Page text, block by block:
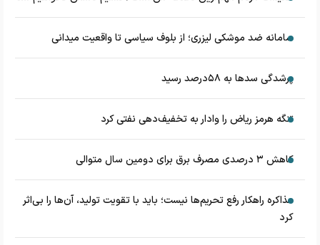
سامانه ضد موشکی لیزری؛ از بلوف سیاسی تا واقعیت میدانی
پرشدگی سدها به ۵۸درصد رسید
تنگه هرمز ریاض را وادار به تخفیف‌دهی نفتی کرد
کاهش ۳ درصدی مصرف برق برای دومین سال متوالی
مذاکره راهکار رفع تحریم‌ها نیست؛ باید با تقویت تولید، آن‌ها را بی‌اثر
کرد